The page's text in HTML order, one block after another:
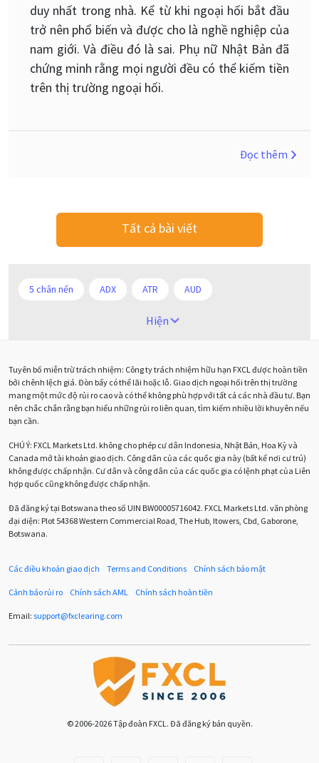
duy nhất trong nhà. Kể từ khi ngoại hối bắt đầu
trở nên phổ biến và được cho là nghề nghiệp của
nam giới. Và điều đó là sai. Phụ nữ Nhật Bản đã
chứng minh rằng mọi người đều có thể kiếm tiền
trên thị trường ngoại hối.
Đọc thêm
Tất cả bài viết
5 chân nến ADX ATR AUD
Android
Bảng Anh Bảng lương phi nông nghiệp CAD
CHF COVI-19 COVID-19 CPI Charles Dow
Chuyên gia cố vấn Chuyên gia tư vấn
Con số xu hướng Các mức Fibonacci Cắt lỗ
Dừng lại Dừng lỗ
EUR / AUD EUR / USD
EURJPY EURUSD Euro
Expert Advisor Expert Advisors FOMC
Hiện
Tuyên bố miễn trừ trách nhiệm: Công ty trách nhiệm hữu hạn FXCL được hoàn tiền
bởi chênh lệch giá. Đòn bẩy có thể lãi hoặc lỗ. Giao dịch ngoại hối trên thị trường
mang một mức độ rủi ro cao và có thể không phù hợp với tất cả các nhà đầu tư. Bạn
nên chắc chắn rằng bạn hiểu những rủi ro liên quan, tìm kiếm nhiều lời khuyên nếu
bạn cần.
CHÚ Ý: FXCL Markets Ltd. không cho phép cư dân Indonesia, Nhật Bản, Hoa Kỳ và
Canada mở tài khoản giao dịch. Công dân của các quốc gia này (bất kể nơi cư trú)
không được chấp nhận. Cư dân và công dân của các quốc gia có lệnh phạt của Liên
hợp quốc cũng không được chấp nhận.
Đã đăng ký tại Botswana theo số UIN BW00005716042. FXCL Markets Ltd. văn phòng
đại diện: Plot 54368 Western Commercial Road, The Hub, Itowers, Cbd, Gaborone,
Botswana.
Các điều khoản giao dịch Terms and Conditions Chính sách bảo mật
Cảnh báo rủi ro Chính sách AML Chính sách hoàn tiền
Email: support@fxclearing.com
© 2006-2026 Tập đoàn FXCL. Đã đăng ký bản quyền.